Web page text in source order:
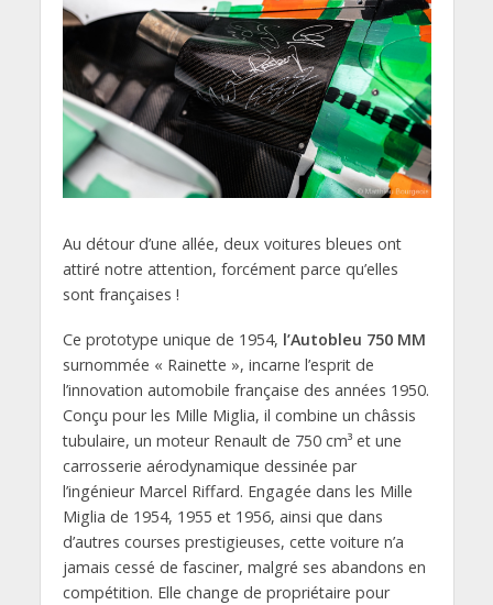
Au détour d’une allée, deux voitures bleues ont
attiré notre attention, forcément parce qu’elles
sont françaises !
Ce prototype unique de 1954, l’Autobleu 750 MM
surnommée « Rainette », incarne l’esprit de
l’innovation automobile française des années 1950.
Conçu pour les Mille Miglia, il combine un châssis
tubulaire, un moteur Renault de 750 cm³ et une
carrosserie aérodynamique dessinée par
l’ingénieur Marcel Riffard. Engagée dans les Mille
Miglia de 1954, 1955 et 1956, ainsi que dans
d’autres courses prestigieuses, cette voiture n’a
jamais cessé de fasciner, malgré ses abandons en
compétition. Elle change de propriétaire pour